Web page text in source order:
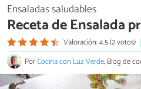
Ensaladas saludables
Receta de Ensalada
Valoración: 4.5 (2 votos)
PorCocina con Luz Verde, Blog de